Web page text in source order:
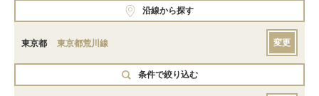
沿線から探す
東京都 東京都荒川線 変更
条件で絞り込む